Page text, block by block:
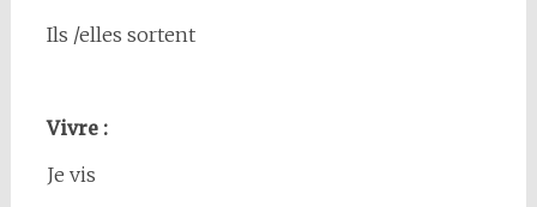
Ils /elles sortent
Vivre :
Je vis